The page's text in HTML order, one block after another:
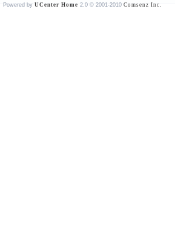
Powered by UCenter Home 2.0 © 2001-2010 Comsenz Inc.